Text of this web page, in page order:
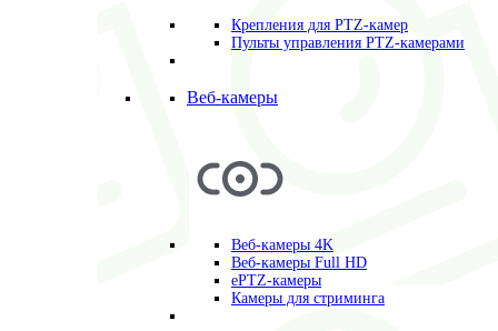
Крепления для PTZ-камер
Пульты управления PTZ-камерами
Веб-камеры
Веб-камеры 4K
Веб-камеры Full HD
ePTZ-камеры
Камеры для стриминга